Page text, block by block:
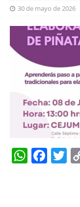
30 de mayo de 2026
W F T